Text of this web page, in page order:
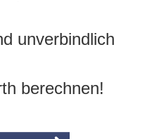
unverbindlich
berechnen!